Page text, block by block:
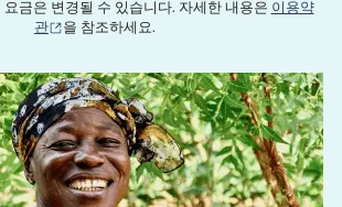
요금은 변경될 수 있습니다. 자세한 내용은 이용약
관
(새 창에서 열림)
을 참조하세요.